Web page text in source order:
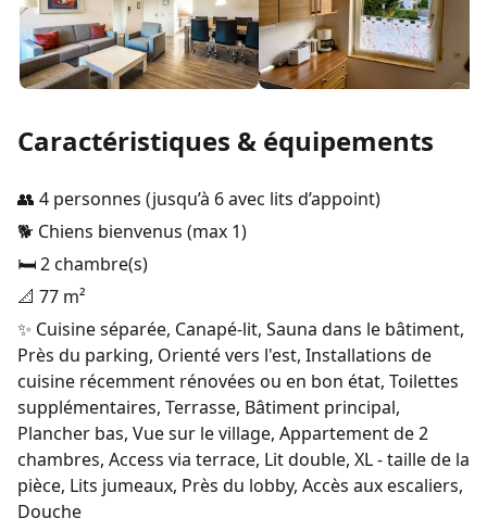
Caractéristiques & équipements
👥 4 personnes (jusqu’à 6 avec lits d’appoint)
🐕 Chiens bienvenus (max 1)
🛏️ 2 chambre(s)
📐 77 m²
✨ Cuisine séparée, Canapé-lit, Sauna dans le bâtiment,
Près du parking, Orienté vers l'est, Installations de
cuisine récemment rénovées ou en bon état, Toilettes
supplémentaires, Terrasse, Bâtiment principal,
Plancher bas, Vue sur le village, Appartement de 2
chambres, Access via terrace, Lit double, XL - taille de la
pièce, Lits jumeaux, Près du lobby, Accès aux escaliers,
Douche